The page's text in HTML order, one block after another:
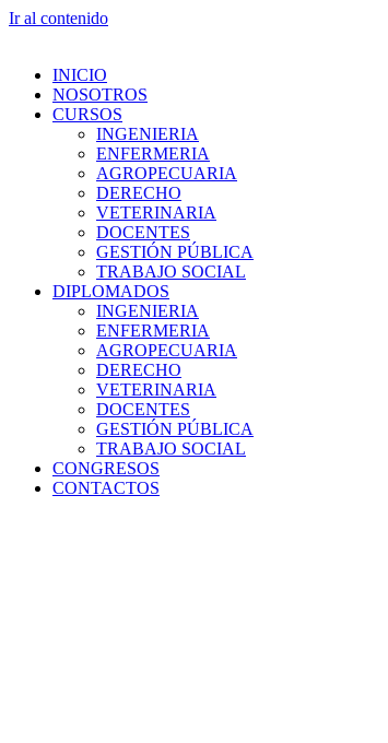
Ir al contenido
INICIO
NOSOTROS
CURSOS
INGENIERIA
ENFERMERIA
AGROPECUARIA
DERECHO
VETERINARIA
DOCENTES
GESTIÓN PÚBLICA
TRABAJO SOCIAL
DIPLOMADOS
INGENIERIA
ENFERMERIA
AGROPECUARIA
DERECHO
VETERINARIA
DOCENTES
GESTIÓN PÚBLICA
TRABAJO SOCIAL
CONGRESOS
CONTACTOS